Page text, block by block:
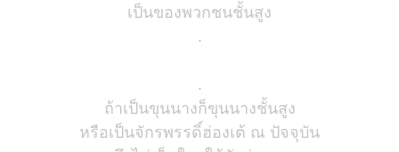
เป็นของพวกชนชั้นสูง
.
.
ถ้าเป็นขุนนางก็ขุนนางชั้นสูง
หรือเป็นจักรพรรดิ์ฮ่องเต้ ณ ปัจจุบัน